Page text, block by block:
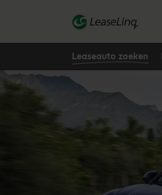
Leaseauto zoeken